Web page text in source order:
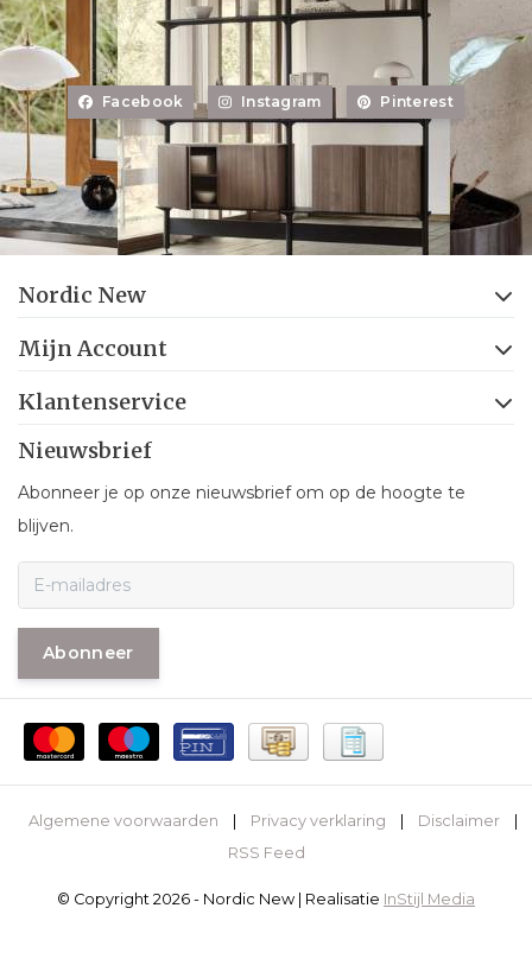
Facebook Instagram Pinterest
Nordic New
Mijn Account
Klantenservice
Nieuwsbrief
Abonneer je op onze nieuwsbrief om op de hoogte te
blijven.
Abonneer
Algemene voorwaarden Privacy verklaring Disclaimer
RSS Feed
© Copyright 2026 - Nordic New | Realisatie InStijl Media